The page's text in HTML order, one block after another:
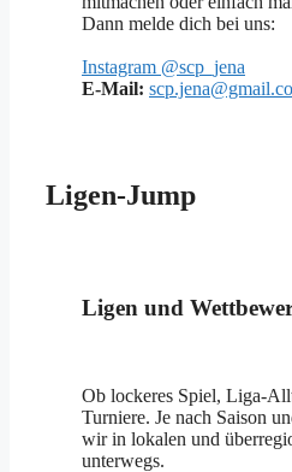
Dann melde dich bei uns:
Instagram @scp_jena
E-Mail:
Ligen-Jump
Ligen und
Ob lockeres Spiel, Liga-
Turniere. Je nach Saison
wir in lokalen und
unterwegs.